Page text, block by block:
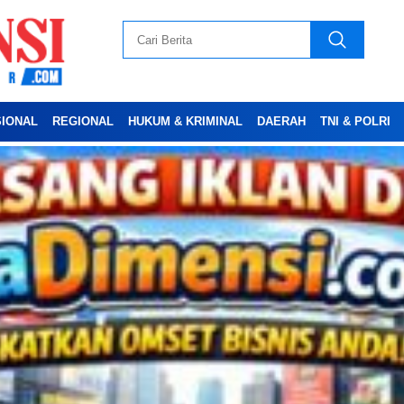
REGIONAL HUKUM & KRIMINAL DAERAH TNI & POLRI
Advertesment